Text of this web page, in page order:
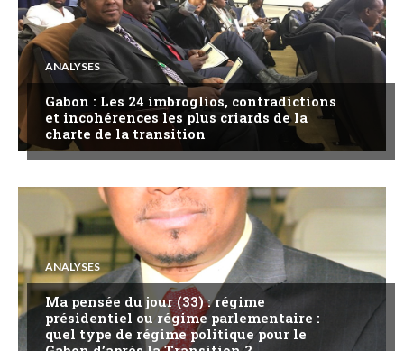
ANALYSES
Gabon : Les 24 imbroglios, contradictions
et incohérences les plus criards de la
charte de la transition
ANALYSES
Ma pensée du jour (33) : régime
présidentiel ou régime parlementaire :
quel type de régime politique pour le